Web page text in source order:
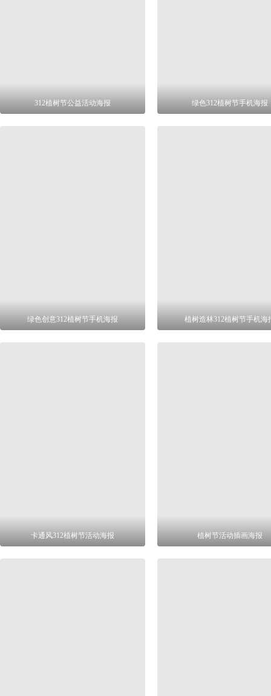
312植树节公益活动海报 绿色312植树节手机海报
绿色创意312植树节手机海报 植树造林312植树节手机海
卡通风312植树节活动海报 植树节活动插画海报